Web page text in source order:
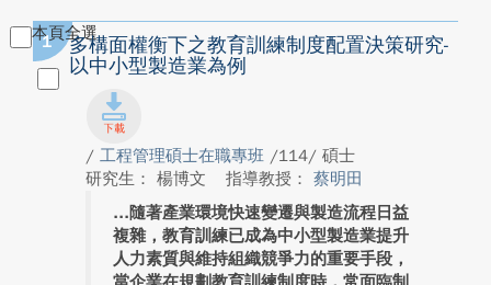
本頁全選
1
多構面權衡下之教育訓練制度配置決策研究-
以中小型製造業為例
/ 工程管理碩士在職專班 /114/ 碩士
研究生： 楊博文
指導教授： 蔡明田
隨著產業環境快速變遷與製造流程日益
複雜，教育訓練已成為中小型製造業提升
人力素質與維持組織競爭力的重要手段，